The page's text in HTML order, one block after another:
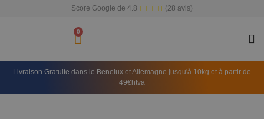
Score Google de 4.8 (28 avis)
0
Livraison Gratuite dans le Benelux et Allemagne jusqu'à 10kg et à partir de
49€htva